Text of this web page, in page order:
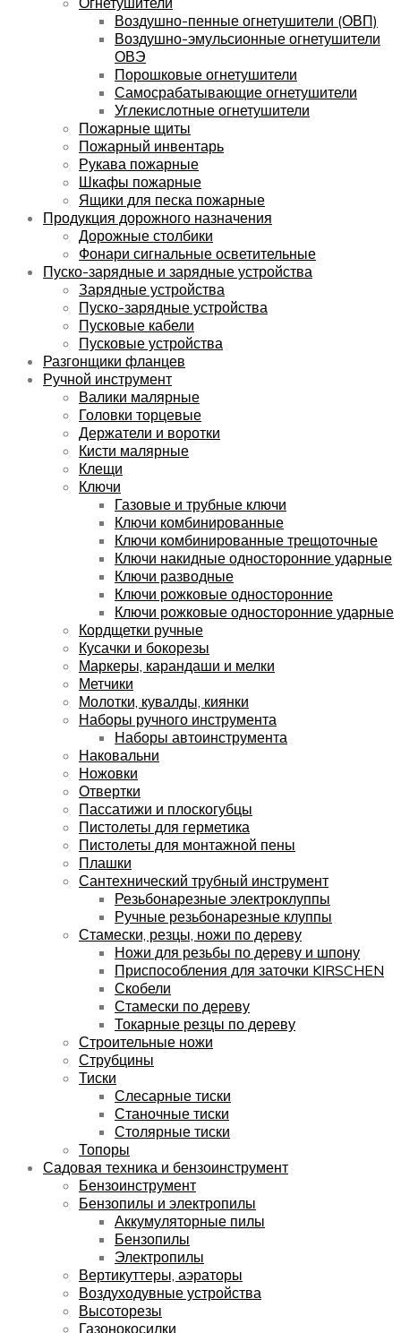
Воздушно-пенные огнетушители (ОВП)
Воздушно-эмульсионные огнетушители
ОВЭ
Порошковые огнетушители
Самосрабатывающие огнетушители
Углекислотные огнетушители
Пожарные щиты
Пожарный инвентарь
Рукава пожарные
Шкафы пожарные
Ящики для песка пожарные
Продукция дорожного назначения
Дорожные столбики
Фонари сигнальные осветительные
Пуско-зарядные и зарядные устройства
Зарядные устройства
Пуско-зарядные устройства
Пусковые кабели
Пусковые устройства
Разгонщики фланцев
Ручной инструмент
Валики малярные
Головки торцевые
Держатели и воротки
Кисти малярные
Клещи
Ключи
Газовые и трубные ключи
Ключи комбинированные
Ключи комбинированные трещоточные
Ключи накидные односторонние ударные
Ключи разводные
Ключи рожковые односторонние
Ключи рожковые односторонние ударные
Кордщетки ручные
Кусачки и бокорезы
Маркеры, карандаши и мелки
Метчики
Молотки, кувалды, киянки
Наборы ручного инструмента
Наборы автоинструмента
Наковальни
Ножовки
Отвертки
Пассатижи и плоскогубцы
Пистолеты для герметика
Пистолеты для монтажной пены
Плашки
Сантехнический трубный инструмент
Резьбонарезные электроклуппы
Ручные резьбонарезные клуппы
Стамески, резцы, ножи по дереву
Ножи для резьбы по дереву и шпону
Приспособления для заточки KIRSCHEN
Скобели
Стамески по дереву
Токарные резцы по дереву
Строительные ножи
Струбцины
Тиски
Слесарные тиски
Станочные тиски
Столярные тиски
Топоры
Садовая техника и бензоинструмент
Бензоинструмент
Бензопилы и электропилы
Аккумуляторные пилы
Бензопилы
Электропилы
Вертикуттеры, аэраторы
Воздуходувные устройства
Высоторезы
Газонокосилки